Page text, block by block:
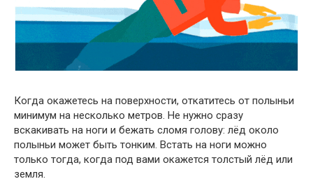
Когда окажетесь на поверхности, откатитесь от полыньи
минимум на несколько метров. Не нужно сразу
вскакивать на ноги и бежать сломя голову: лёд около
полыньи может быть тонким. Встать на ноги можно
только тогда, когда под вами окажется толстый лёд или
земля.